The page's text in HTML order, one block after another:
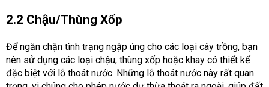
2.2 Chậu/thùng Xốp
Để ngăn chặn tình trạng ngập úng cho các loại cây trồng, bạn
nên sử dụng các loại chậu, thùng xốp hoặc khay có thiết kế
đặc biệt với lỗ thoát nước. Những lỗ thoát nước này rất quan